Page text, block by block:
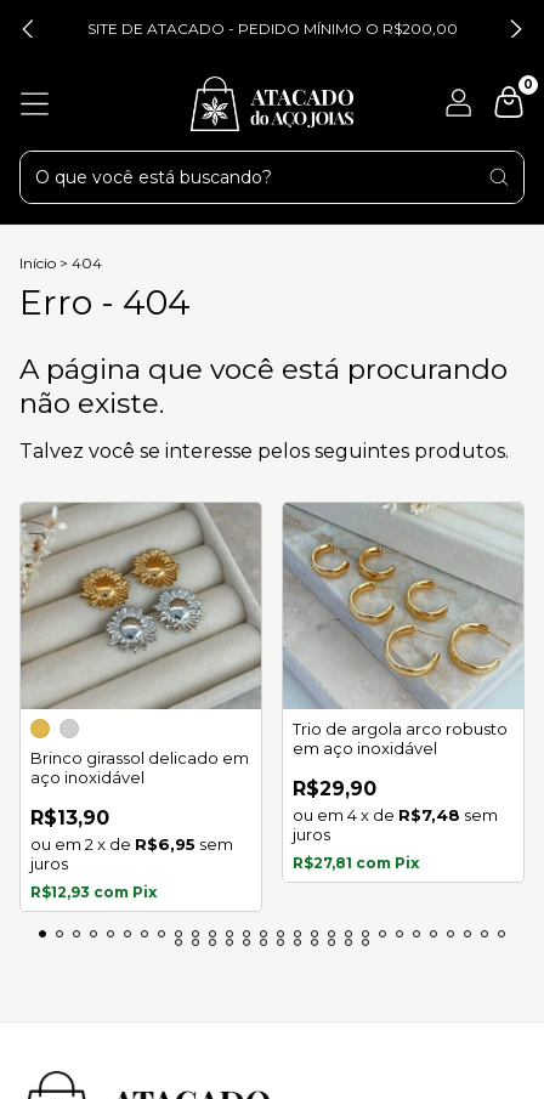
SITE DE ATACADO - PEDIDO MÍNIMO O R$200,00
0
Início > 404
Erro - 404
A página que você está procurando
não existe.
Talvez você se interesse pelos seguintes produtos.
Brinco girassol delicado em
aço inoxidável
R$13,90
2 x de R$6,95 sem
juros
R$12,93 com Pix
Trio de argola arco robusto
em aço inoxidável
R$29,90
4x de R$7,48 sem
juros
R$27,81 com Pix